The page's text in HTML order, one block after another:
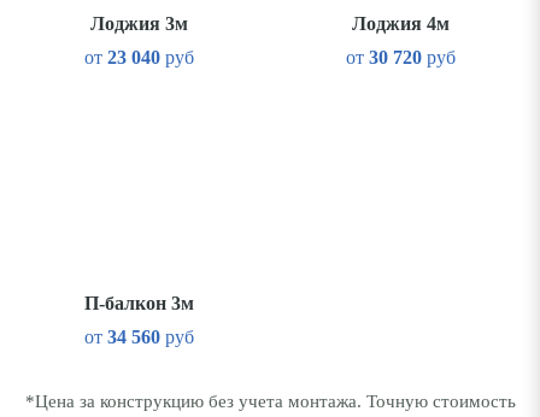
Лоджия 3м
от 23 040руб
Лоджия 4м
от30 720 руб
П-балкон 3м
от 34 560руб
*Цена за конструкцию без учета монтажа. Точную стоимость